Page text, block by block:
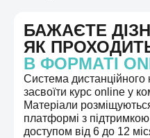
БАЖАЄТЕ
ЯК
В ФОРМАТІ
Система
засвоїти курс online у
Матеріали
платформі з
доступом від 6 до 12